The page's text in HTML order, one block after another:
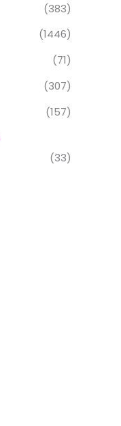
(383)
(1446)
(71)
(307)
(157)
(33)